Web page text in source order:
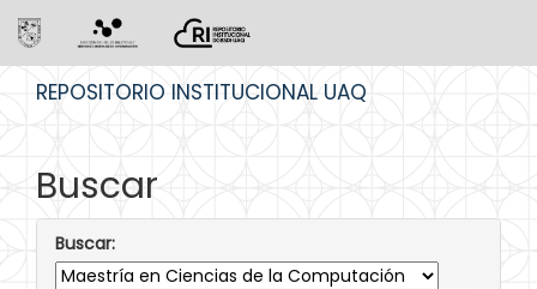
REPOSITORIO INSTITUCIONAL UAQ
Buscar
Buscar: